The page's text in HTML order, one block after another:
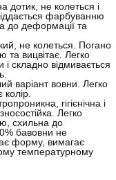
дотик, не колеться і
фарбуванню
до деформації та
не колеться. Погано
та вицвітає. Легко
і складно відмивається
варіант вовни. Легко
колір.
гігієнічна і
Легко
схильна до
бавовни не
форму, вимагає
температурному